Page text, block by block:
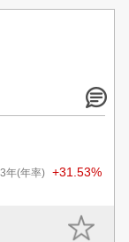
3年(年率) +31.53%